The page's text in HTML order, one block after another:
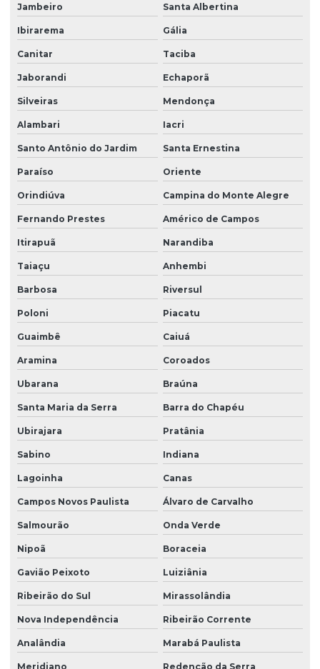
Jambeiro Santa Albertina
Ibirarema Gália
Canitar Taciba
Jaborandi Echaporã
Silveiras Mendonça
Alambari Iacri
Santo Antônio do Jardim Santa Ernestina
Paraíso Oriente
Orindiúva Campina do Monte Alegre
Fernando Prestes Américo de Campos
Itirapuã Narandiba
Taiaçu Anhembi
Barbosa Riversul
Poloni Piacatu
Guaimbê Caiuá
Aramina Coroados
Ubarana Braúna
Santa Maria da Serra Barra do Chapéu
Ubirajara Pratânia
Sabino Indiana
Lagoinha Canas
Campos Novos Paulista Álvaro de Carvalho
Salmourão Onda Verde
Nipoã Boraceia
Gavião Peixoto Luiziânia
Ribeirão do Sul Mirassolândia
Nova Independência Ribeirão Corrente
Analândia Marabá Paulista
Meridiano Redenção da Serra